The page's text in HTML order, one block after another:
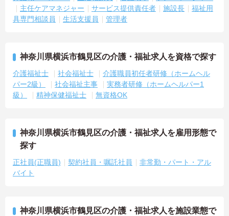
主任ケアマネジャー
サービス提供責任者 施設長
福祉用
具専門相談員
生活支援員 管理者
神奈川県横浜市鶴見区の介護・福祉求人を資格で探す
介護福祉士 社会福祉士
介護職員初任者研修（ホームヘル
パー2級）
社会福祉主事
実務者研修（ホームヘルパー1
級）
精神保健福祉士 無資格OK
神奈川県横浜市鶴見区の介護・福祉求人を雇用形態で
探す
正社員(正職員) 契約社員・嘱託社員
非常勤・パート・アル
バイト
神奈川県横浜市鶴見区の介護・福祉求人を施設業態で